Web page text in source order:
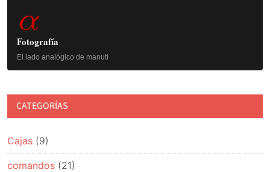
lateral
principal
α
Fotografía
El lado analógico de manuti
CATEGORÍAS
Cajas (9)
comandos (21)